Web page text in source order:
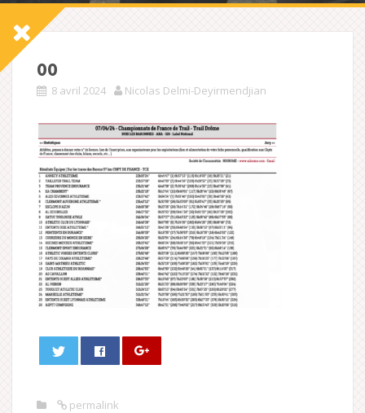
oo
8 avril 2024 Nicolas Delmi-Deyirmendjian
permalink